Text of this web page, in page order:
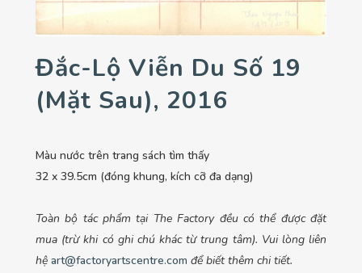
Đắc-Lộ Viễn Du Số 19
(mặt Sau), 2016
Màu nước trên trang sách tìm thấy
32 x 39.5cm (đóng khung, kích cỡ đa dạng)
Toàn bộ tác phẩm tại The Factory đều có thể được đặt
mua (trừ khi có ghi chú khác từ trung tâm). Vui lòng liên
hệ art@factoryartscentre.com để biết thêm chi tiết.